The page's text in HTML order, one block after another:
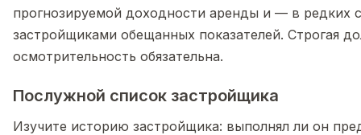
прогнозируемой доходности аренды и — в редких
застройщиками обещанных показателей. Строгая
осмотрительность обязательна.
Послужной список застройщика
Изучите историю застройщика: выполнял ли он